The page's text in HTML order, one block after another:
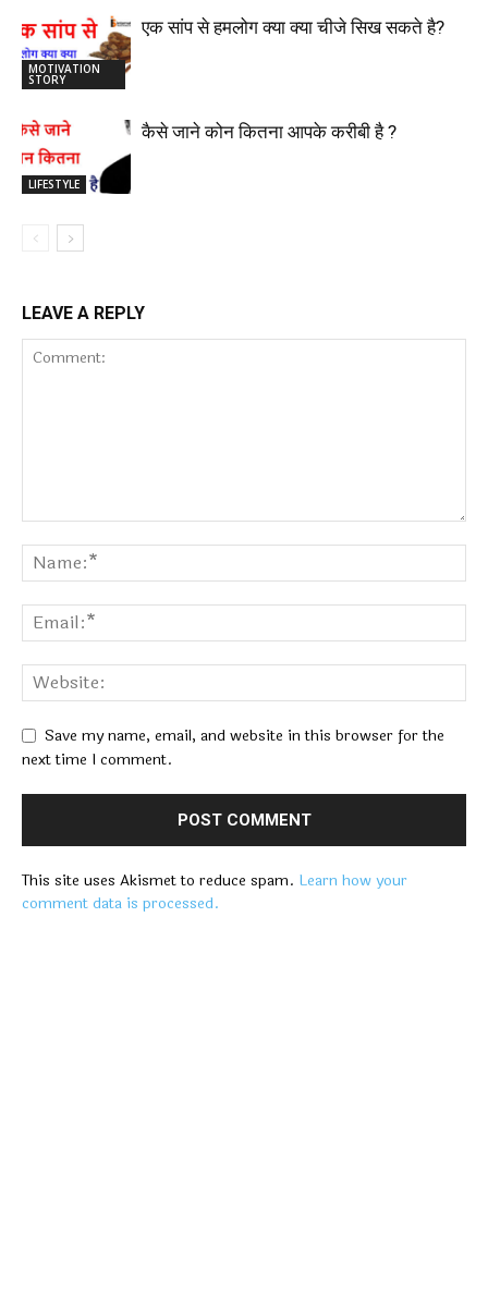
MOTIVATION
STORY
एक सांप से हमलोग क्या क्या चीजे सिख सकते है?
LIFESTYLE
कैसे जाने कोन कितना आपके करीबी है ?
LEAVE A REPLY
Save my name, email, and website in this browser for the
next time I comment.
This site uses Akismet to reduce spam. Learn how your
comment data is processed.